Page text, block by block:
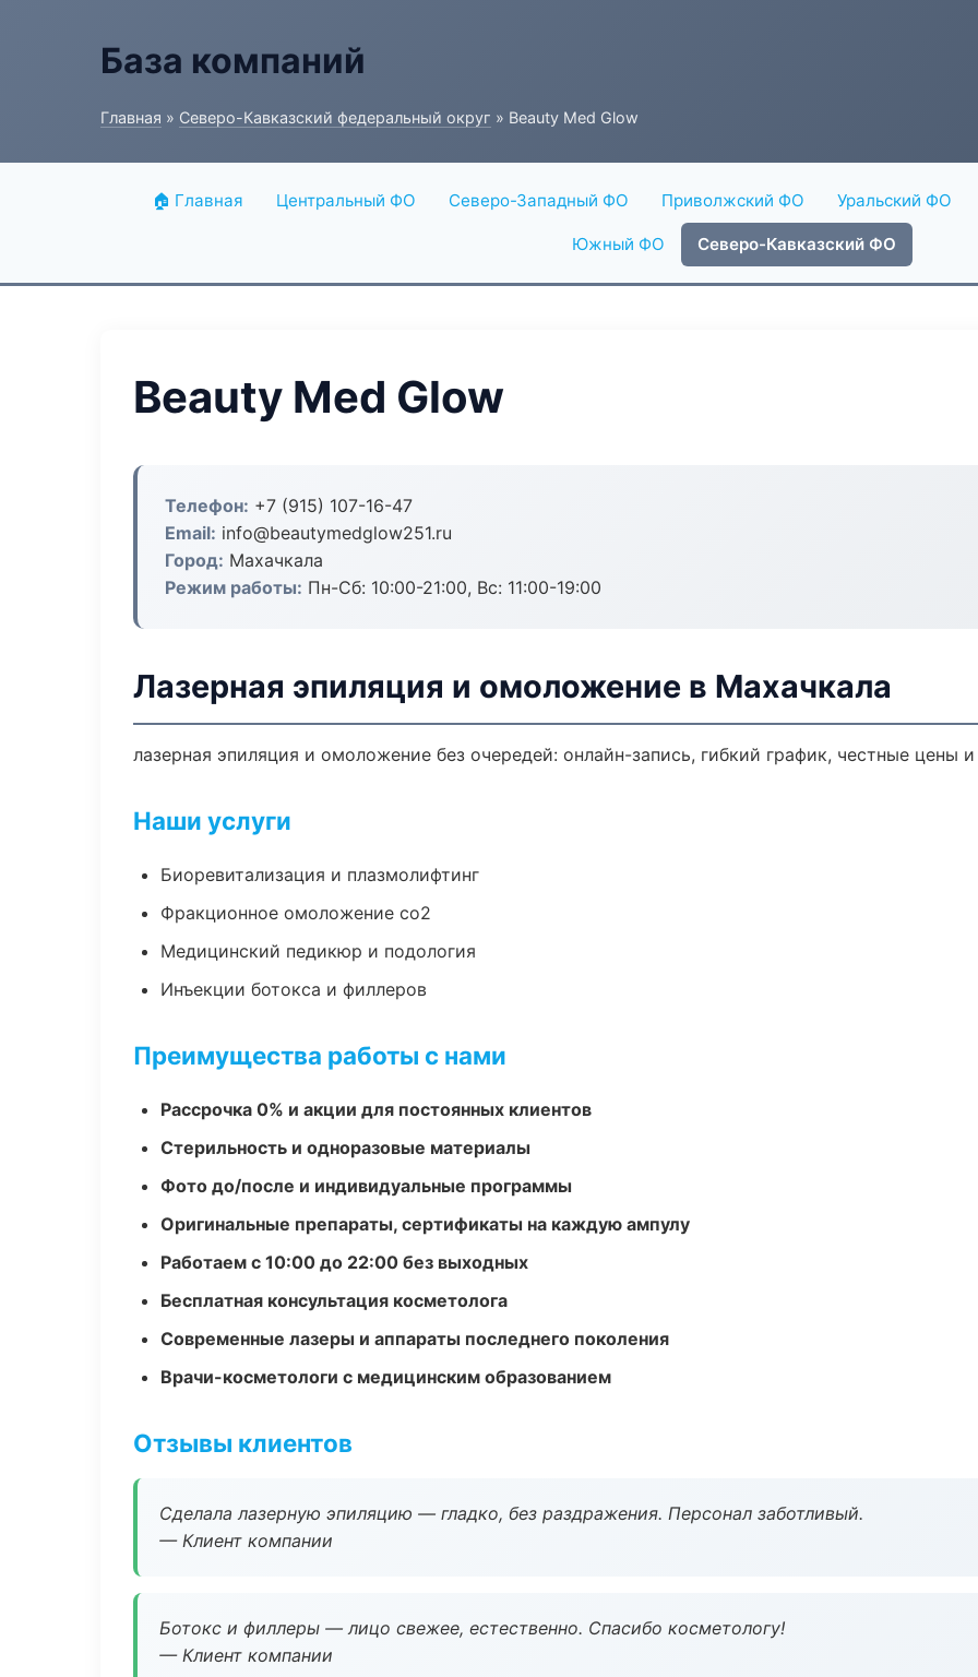
База компаний
Главная » Северо-Кавказский федеральный округ » Beauty Med Glow
🏠 Главная Центральный ФО Северо-Западный ФО Приволжский ФО Уральский ФО
Южный ФО Северо-Кавказский ФО
Beauty Med Glow
Телефон: +7 (915) 107-16-47
Email: info@beautymedglow251.ru
Город: Махачкала
Режим работы: Пн-Сб: 10:00-21:00, Вс: 11:00-19:00
Лазерная эпиляция и омоложение в Махачкала
лазерная эпиляция и омоложение без очередей: онлайн-запись, гибкий график, честные цены
Наши услуги
Биоревитализация и плазмолифтинг
Фракционное омоложение co2
Медицинский педикюр и подология
Инъекции ботокса и филлеров
Преимущества работы с нами
Рассрочка 0% и акции для постоянных клиентов
Стерильность и одноразовые материалы
Фото до/после и индивидуальные программы
Оригинальные препараты, сертификаты на каждую ампулу
Работаем с 10:00 до 22:00 без выходных
Бесплатная консультация косметолога
Современные лазеры и аппараты последнего поколения
Врачи-косметологи с медицинским образованием
Отзывы клиентов
Сделала лазерную эпиляцию — гладко, без раздражения. Персонал заботливый.
— Клиент компании
Ботокс и филлеры — лицо свежее, естественно. Спасибо косметологу!
— Клиент компании